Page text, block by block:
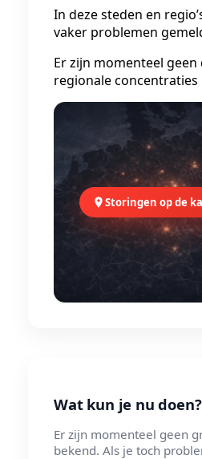
In deze steden en
vaker problemen
Er zijn momenteel
regionale concentraties
Storingen op de
Wat kun je nu doen?
Er zijn momenteel geen
bekend. Als je toch